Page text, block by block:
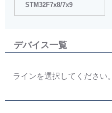
STM32F7x8/7x9
デバイス一覧
ラインを選択してください。